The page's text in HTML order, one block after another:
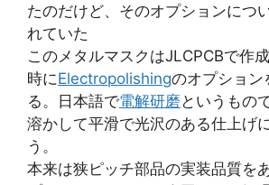
たのだけど、そのオプションにつ
れていた
このメタルマスクはJLCPCBで作
時にElectropolishingのオプション
る。日本語で電解研磨 というもの
溶かして平滑で光沢のある仕上げ
う。
本来は狭ピッチ部品の実装品質を